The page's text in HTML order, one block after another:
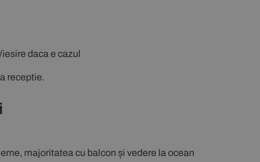
daca e cazul
receptie.
majoritatea cu balcon și vedere la ocean